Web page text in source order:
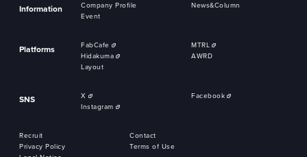
Information Company Profile
News&Column
Event
Platforms FabCafe
MTRL
Hidakuma
AWRD
Layout
SNS X
Facebook
Instagram
Recruit
Contact
Privacy Policy
Terms of Use